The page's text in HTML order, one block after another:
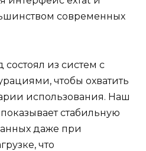
современных
из систем с
чтобы охватить
использования. Наш
стабильную
даже при
что